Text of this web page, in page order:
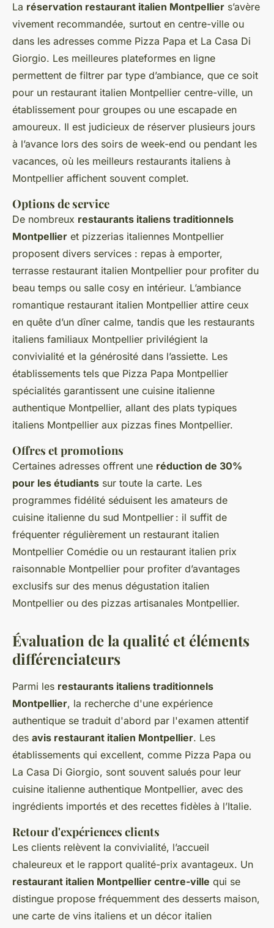
La réservation restaurant italien Montpellier s’avère
vivement recommandée, surtout en centre-ville ou
dans les adresses comme Pizza Papa et La Casa Di
Giorgio. Les meilleures plateformes en ligne
permettent de filtrer par type d’ambiance, que ce soit
pour un restaurant italien Montpellier centre-ville, un
établissement pour groupes ou une escapade en
amoureux. Il est judicieux de réserver plusieurs jours
à l’avance lors des soirs de week-end ou pendant les
vacances, où les meilleurs restaurants italiens à
Montpellier affichent souvent complet.
Options de service
De nombreux restaurants italiens traditionnels
Montpellier et pizzerias italiennes Montpellier
proposent divers services : repas à emporter,
terrasse restaurant italien Montpellier pour profiter du
beau temps ou salle cosy en intérieur. L’ambiance
romantique restaurant italien Montpellier attire ceux
en quête d’un dîner calme, tandis que les restaurants
italiens familiaux Montpellier privilégient la
convivialité et la générosité dans l’assiette. Les
établissements tels que Pizza Papa Montpellier
spécialités garantissent une cuisine italienne
authentique Montpellier, allant des plats typiques
italiens Montpellier aux pizzas fines Montpellier.
Offres et promotions
Certaines adresses offrent une réduction de 30%
pour les étudiants sur toute la carte. Les
programmes fidélité séduisent les amateurs de
cuisine italienne du sud Montpellier : il suffit de
fréquenter régulièrement un restaurant italien
Montpellier Comédie ou un restaurant italien prix
raisonnable Montpellier pour profiter d’avantages
exclusifs sur des menus dégustation italien
Montpellier ou des pizzas artisanales Montpellier.
Évaluation de la qualité et éléments
différenciateurs
Parmi les restaurants italiens traditionnels
Montpellier, la recherche d'une expérience
authentique se traduit d'abord par l'examen attentif
des avis restaurant italien Montpellier. Les
établissements qui excellent, comme Pizza Papa ou
La Casa Di Giorgio, sont souvent salués pour leur
cuisine italienne authentique Montpellier, avec des
ingrédients importés et des recettes fidèles à l’Italie.
Retour d'expériences clients
Les clients relèvent la convivialité, l’accueil
chaleureux et le rapport qualité-prix avantageux. Un
restaurant italien Montpellier centre-ville qui se
distingue propose fréquemment des desserts maison,
une carte de vins italiens et un décor italien